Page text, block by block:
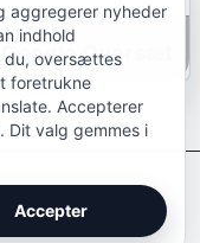
Google Oversæt
aggregerer nyheder
indhold
du, oversættes
foretrukne
Accepterer
Dit valg gemmes i
Accepter